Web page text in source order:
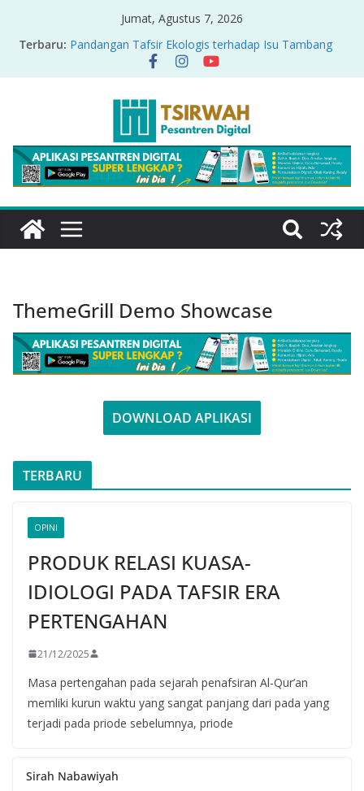
Jumat, Agustus 7, 2026
Terbaru: Pandangan Tafsir Ekologis terhadap Isu Tambang
Nikel di Raja Ampat
PRODUK RELASI KUASA-IDIOLOGI PADA TAFSIR
Sirah Nabawiyah
Oversharing dan Privasi dalam Al-Qur’an: “Ketika
Ayat Bicara Soal Curhat di Sosmed”
Menyikapi Fatherless, Kisah Lukman Menjadi
Cerminan
ThemeGrill Demo Showcase
DOWNLOAD APLIKASI
TERBARU
OPINI
PRODUK RELASI KUASA-
IDIOLOGI PADA TAFSIR ERA
PERTENGAHAN
21/12/2025
Masa pertengahan pada sejarah penafsiran Al-Qur’an
memliki kurun waktu yang sangat panjang dari pada yang
terjadi pada priode sebelumnya, priode
Sirah Nabawiyah